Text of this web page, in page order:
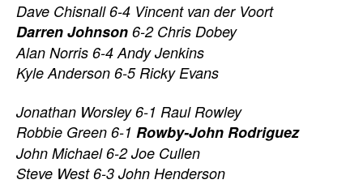
Dave Chisnall 6-4 Vincent van der Voort
Darren Johnson 6-2 Chris Dobey
Alan Norris 6-4 Andy Jenkins
Kyle Anderson 6-5 Ricky Evans
Jonathan Worsley 6-1 Raul Rowley
Robbie Green 6-1 Rowby-John Rodriguez
John Michael 6-2 Joe Cullen
Steve West 6-3 John Henderson